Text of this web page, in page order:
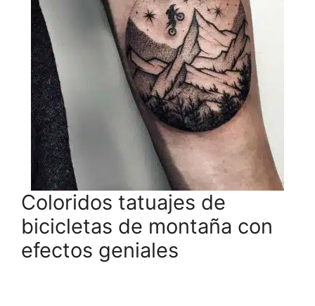
Coloridos tatuajes de
bicicletas de montaña con
efectos geniales